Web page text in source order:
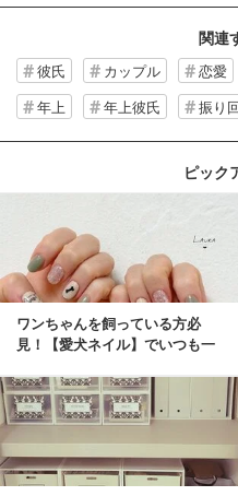
関連
彼氏 カップル 恋愛
年上
年上彼氏 振り
ピック
ワンちゃんを飼っている方必
見！【愛犬ネイル】でいつも一